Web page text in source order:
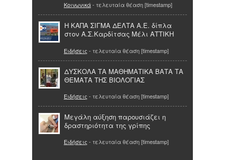
Κοινωνικά- τελευταία θέαση [timestamp]
Η ΚΑΠΑ ΣΙΓΜΑ ΔΕΛΤΑ Α.Ε. δίπλα
στον Α.Σ.Καρδίτσας Μέλι ΑΤΤΙΚΗ
Ειδήσεις - τελευταία θέαση [timestamp]
ΔΥΣΚΟΛΑ ΤΑ ΜΑΘΗΜΑΤΙΚΑ ΒΑΤΑ ΤΑ
ΘΕΜΑΤΑ ΤΗΣ ΒΙΟΛΟΓΙΑΣ
Ειδήσεις - τελευταία θέαση [timestamp]
Μεγάλη αύξηση παρουσιάζει η
δραστηριότητα της γρίπης
Ειδήσεις - τελευταία θέαση [timestamp]